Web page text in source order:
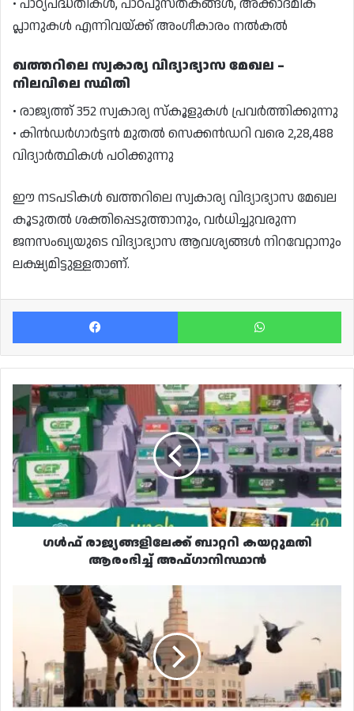
• പാഠ്യപദ്ധതികൾ, പാഠപുസ്തകങ്ങൾ, അക്കാദമിക്
പ്ലാനുകൾ എന്നിവയ്ക്ക് അംഗീകാരം നൽകൽ
ഖത്തറിലെ സ്വകാര്യ വിദ്യാഭ്യാസ മേഖല –
നിലവിലെ സ്ഥിതി
• രാജ്യത്ത് 352 സ്വകാര്യ സ്കൂളുകൾ പ്രവർത്തിക്കുന്നു
• കിൻഡർഗാർട്ടൻ മുതൽ സെക്കൻഡറി വരെ 2,28,488
വിദ്യാർത്ഥികൾ പഠിക്കുന്നു
ഈ നടപടികൾ ഖത്തറിലെ സ്വകാര്യ വിദ്യാഭ്യാസ മേഖല
കൂടുതൽ ശക്തിപ്പെടുത്താനും, വർധിച്ചുവരുന്ന
ജനസംഖ്യയുടെ വിദ്യാഭ്യാസ ആവശ്യങ്ങൾ നിറവേറ്റാനും
ലക്ഷ്യമിട്ടുള്ളതാണ്.
Facebook
ഗൾഫ്
രാജ്യങ്ങളിലേക്ക്
ബാറ്ററി
കയറ്റുമതി
ആരംഭിച്ച്
അഫ്ഗാനിസ്ഥാൻ
ഗൾഫ് രാജ്യങ്ങളിലേക്ക് ബാറ്ററി കയറ്റുമതി
ആരംഭിച്ച് അഫ്ഗാനിസ്ഥാൻ
ഖത്തറിൽ
വാരാന്ത്യത്തിൽ
മേഘപടലം
നേരിയ
മഴയ്ക്ക്
സാധ്യത